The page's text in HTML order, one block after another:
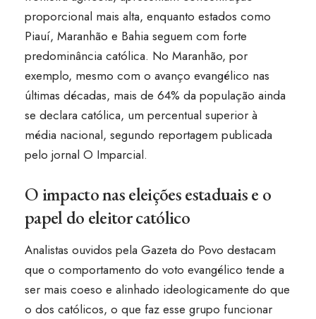
proporcional mais alta, enquanto estados como
Piauí, Maranhão e Bahia seguem com forte
predominância católica. No Maranhão, por
exemplo, mesmo com o avanço evangélico nas
últimas décadas, mais de 64% da população ainda
se declara católica, um percentual superior à
média nacional, segundo reportagem publicada
pelo jornal O Imparcial.
O impacto nas eleições estaduais e o
papel do eleitor católico
Analistas ouvidos pela Gazeta do Povo destacam
que o comportamento do voto evangélico tende a
ser mais coeso e alinhado ideologicamente do que
o dos católicos, o que faz esse grupo funcionar